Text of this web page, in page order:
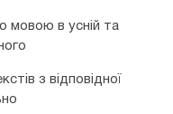
мовою в усній та
з відповідної